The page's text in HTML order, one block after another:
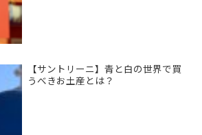
【サントリーニ】青と白の世界で買
うべきお土産とは？